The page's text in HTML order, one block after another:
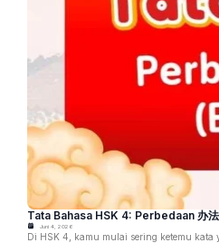
Tata Bahasa HSK 4: Perbedaan 办
Juni 4, 2026
Di HSK 4, kamu mulai sering ketemu